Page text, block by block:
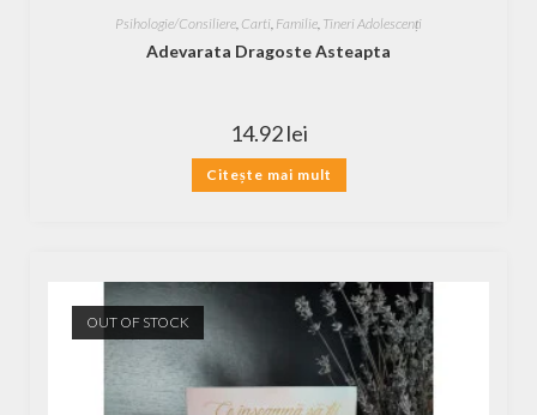
Psihologie/Consiliere, Carti, Familie, Tineri Adolescenți
Adevarata Dragoste Asteapta
14.92lei
Citește mai mult
OUT OF STOCK